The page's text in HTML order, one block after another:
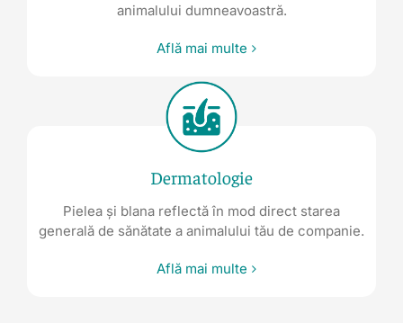
animalului dumneavoastră.
Află mai multe
Dermatologie
Pielea și blana reflectă în mod direct starea
generală de sănătate a animalului tău de companie.
Află mai multe